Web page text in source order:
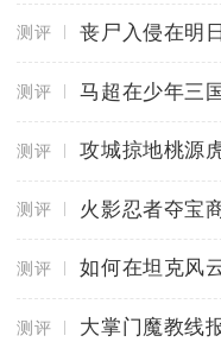
测评 丧尸入侵在明
测评
测评
测评 火影忍者夺宝
测评 如何在坦克风
测评 大掌门魔教线